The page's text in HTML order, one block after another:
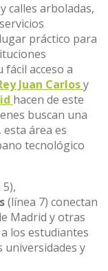
calles arboladas,
práctico para
fácil acceso a
Juan Carlosy
hacen de este
buscan una
esta área es
tecnológico
(línea 7) conectan
Madrid y otras
los estudiantes
universidades y